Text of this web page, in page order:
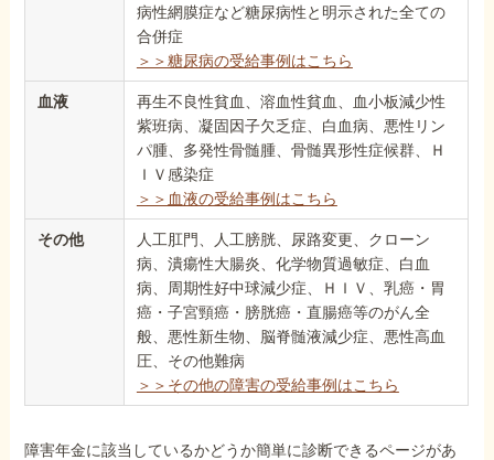
病性網膜症など糖尿病性と明示された全ての
合併症
＞＞糖尿病の受給事例はこちら
血液
再生不良性貧血、溶血性貧血、血小板減少性
紫班病、凝固因子欠乏症、白血病、悪性リン
パ腫、多発性骨髄腫、骨髄異形性症候群、Ｈ
ＩＶ感染症
＞＞血液の受給事例はこちら
その他
人工肛門、人工膀胱、尿路変更、クローン
病、潰瘍性大腸炎、化学物質過敏症、白血
病、周期性好中球減少症、ＨＩＶ、乳癌・胃
癌・子宮頸癌・膀胱癌・直腸癌等のがん全
般、悪性新生物、脳脊髄液減少症、悪性高血
圧、その他難病
＞＞その他の障害の受給事例はこちら
障害年金に該当しているかどうか簡単に診断できるページがあ